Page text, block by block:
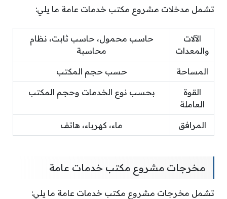
تشمل مدخلات مشروع مكتب خدمات عامة ما يلي:
الآلات
والمعدات
حاسب محمول، حاسب ثابت، نظام
محاسبة
المساحة حسب حجم المكتب
القوة
العاملة
بحسب نوع الخدمات وحجم المكتب
المرافق ماء، كهرباء، هاتف
مخرجات مشروع مكتب خدمات عامة
تشمل مخرجات مشروع مكتب خدمات عامة ما يلي: